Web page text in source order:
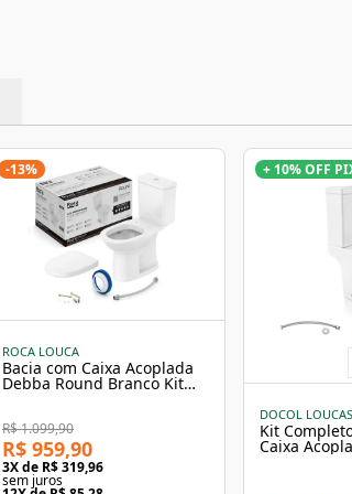
concluir a compra.
ROCA LOUCA
Bacia com Caixa Acoplada
Debba Round Branco Kit
R$ 1.099,90
R$ 959,90
3X de R$ 319,96
sem juros
-13%
DOCOL LOUCAS
Kit
Caixa
+ 10% OFF